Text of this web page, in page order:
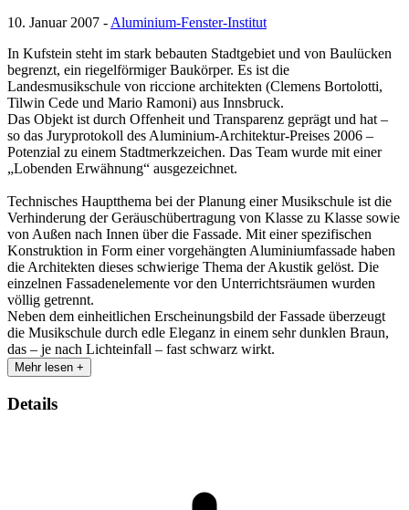
10. Januar 2007 - Aluminium-Fenster-Institut
In Kufstein steht im stark bebauten Stadtgebiet und von Baulücken
begrenzt, ein riegelförmiger Baukörper. Es ist die
Landesmusikschule von riccione architekten (Clemens Bortolotti,
Tilwin Cede und Mario Ramoni) aus Innsbruck.
Das Objekt ist durch Offenheit und Transparenz geprägt und hat –
so das Juryprotokoll des Aluminium-Architektur-Preises 2006 –
Potenzial zu einem Stadtmerkzeichen. Das Team wurde mit einer
„Lobenden Erwähnung“ ausgezeichnet.
Technisches Hauptthema bei der Planung einer Musikschule ist die
Verhinderung der Geräuschübertragung von Klasse zu Klasse sowie
von Außen nach Innen über die Fassade. Mit einer spezifischen
Konstruktion in Form einer vorgehängten Aluminiumfassade haben
die Architekten dieses schwierige Thema der Akustik gelöst. Die
einzelnen Fassadenelemente vor den Unterrichtsräumen wurden
völlig getrennt.
Neben dem einheitlichen Erscheinungsbild der Fassade überzeugt
die Musikschule durch edle Eleganz in einem sehr dunklen Braun,
das – je nach Lichteinfall – fast schwarz wirkt.
Mehr lesen +
Details